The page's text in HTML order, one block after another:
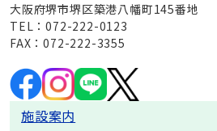
大阪府堺市堺区築港八幡町145番地
TEL：072-222-0123
FAX：072-222-3355
施設案内